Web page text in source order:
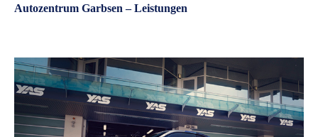
Autozentrum Garbsen – Leistungen